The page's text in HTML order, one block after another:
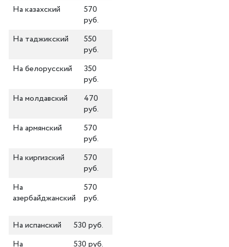
На казахский
570
руб.
На таджикский
550
руб.
На белорусский
350
руб.
На молдавский
470
руб.
На армянский
570
руб.
На киргизский
570
руб.
На
азербайджанский
570
руб.
На испанский
530 руб.
На
530 руб.